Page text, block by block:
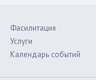
Фасилитация
Услуги
Календарь событий